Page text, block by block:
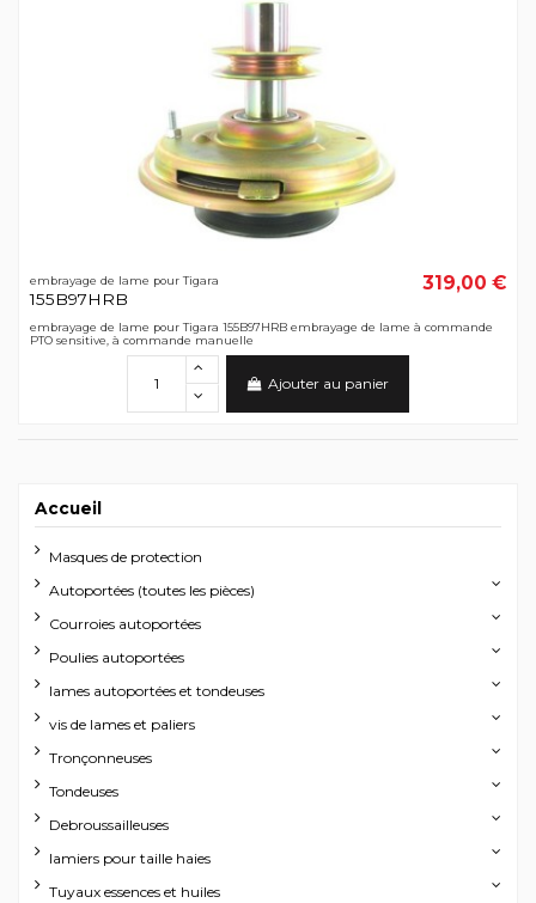
embrayage de lame pour Tigara
155B97HRB
319,00 €
embrayage de lame pour Tigara 155B97HRB embrayage de lame à commande
PTO sensitive, à commande manuelle
Ajouter au panier
Accueil
Masques de protection
Autoportées (toutes les pièces)
Courroies autoportées
Poulies autoportées
lames autoportées et tondeuses
vis de lames et paliers
Tronçonneuses
Tondeuses
Debroussailleuses
lamiers pour taille haies
Tuyaux essences et huiles